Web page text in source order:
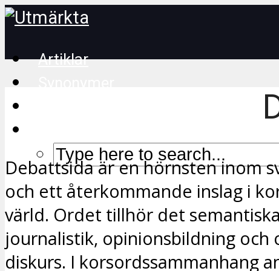
Artiklar
Debattsida är en hörnsten inom
och ett återkommande inslag i
värld. Ordet tillhör det
journalistik, opinionsbildning och
diskurs. I korsordssammanhang